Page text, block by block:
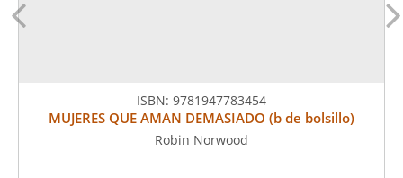
ISBN: 9781947783454
MUJERES QUE AMAN DEMASIADO (b de bolsillo)
Robin Norwood